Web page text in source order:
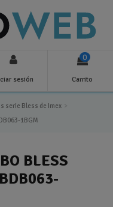
sesión
0
Carrito
serie Bless de Imex
1BGM
BLESS